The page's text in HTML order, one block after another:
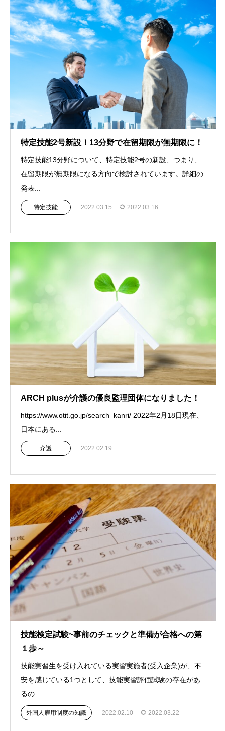
特定技能2号新設！13分野で在留期限が無期限に！
特定技能13分野について、特定技能2号の新設、つまり、
在留期限が無期限になる方向で検討されています。詳細の
発表...
特定技能 2022.03.15 2022.03.16
ARCH plusが介護の優良監理団体になりました！
https://www.otit.go.jp/search_kanri/ 2022年2月18日現在、
日本にある...
介護 2022.02.19
技能検定試験~事前のチェックと準備が合格への第
１歩～
技能実習生を受け入れている実習実施者(受入企業)が、不
安を感じている1つとして、技能実習評価試験の存在があ
るの...
外国人雇用制度の知識 2022.02.10 2022.03.22